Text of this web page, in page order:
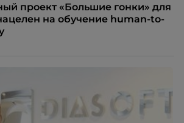
проект «Большие гонки» для
на обучение human-to-